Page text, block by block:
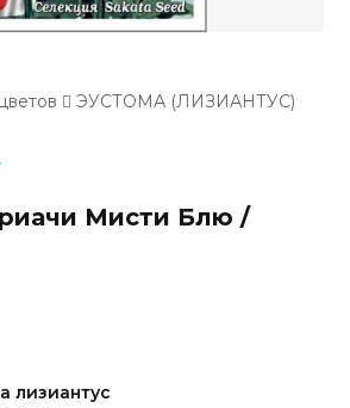
ЭУСТОМА (ЛИЗИАНТУС)
Мисти Блю /
лизиантус